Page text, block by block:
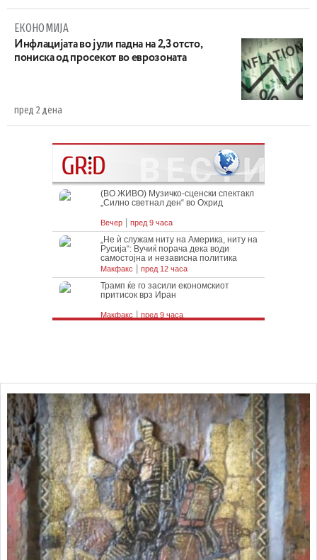
ЕКОНОМИЈА
Инфлацијата во јули падна на 2,3 отсто,
пониска од просекот во еврозоната
пред 2 дена